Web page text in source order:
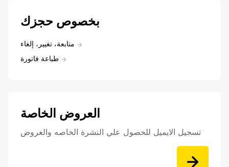
بخصوص حجزك
متابعة، تغيير، إلغاء
طباعة فاتورة
العروض الخاصة
تسجيل الايميل للحصول علي النشرة الخاصه والعروض